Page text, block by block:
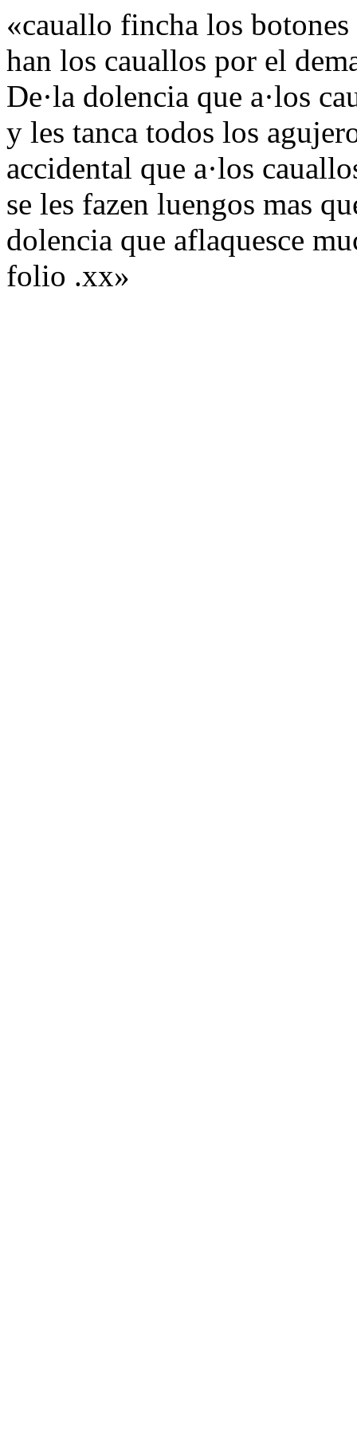
«cauallo fincha los
han los cauallos por el
De·la dolencia que a·los
y les tanca todos los
accidental que a·los
se les fazen luengos mas
dolencia que aflaquesce
folio .xx»